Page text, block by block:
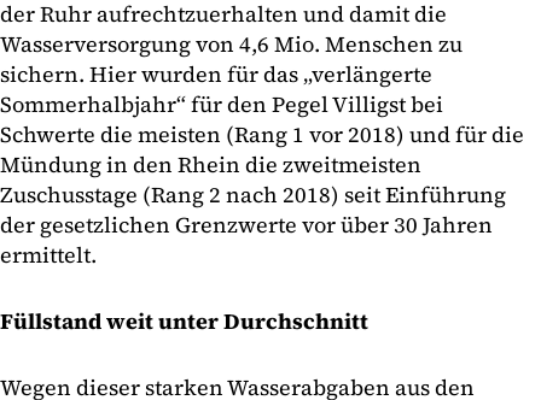
der Ruhr aufrechtzuerhalten und damit die
Wasserversorgung von 4,6 Mio. Menschen zu
sichern. Hier wurden für das „verlängerte
Sommerhalbjahr“ für den Pegel Villigst bei
Schwerte die meisten (Rang 1 vor 2018) und für die
Mündung in den Rhein die zweitmeisten
Zuschusstage (Rang 2 nach 2018) seit Einführung
der gesetzlichen Grenzwerte vor über 30 Jahren
ermittelt.
Füllstand weit unter Durchschnitt
Wegen dieser starken Wasserabgaben aus den